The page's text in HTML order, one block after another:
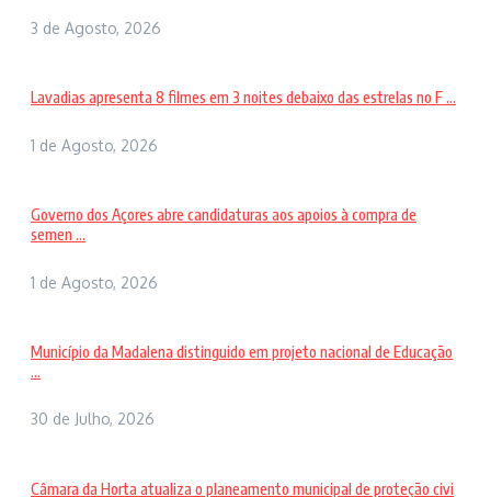
3 de Agosto, 2026
Lavadias apresenta 8 filmes em 3 noites debaixo das estrelas no F ...
1 de Agosto, 2026
Governo dos Açores abre candidaturas aos apoios à compra de
semen ...
1 de Agosto, 2026
Município da Madalena distinguido em projeto nacional de Educação
...
30 de Julho, 2026
Câmara da Horta atualiza o planeamento municipal de proteção civi